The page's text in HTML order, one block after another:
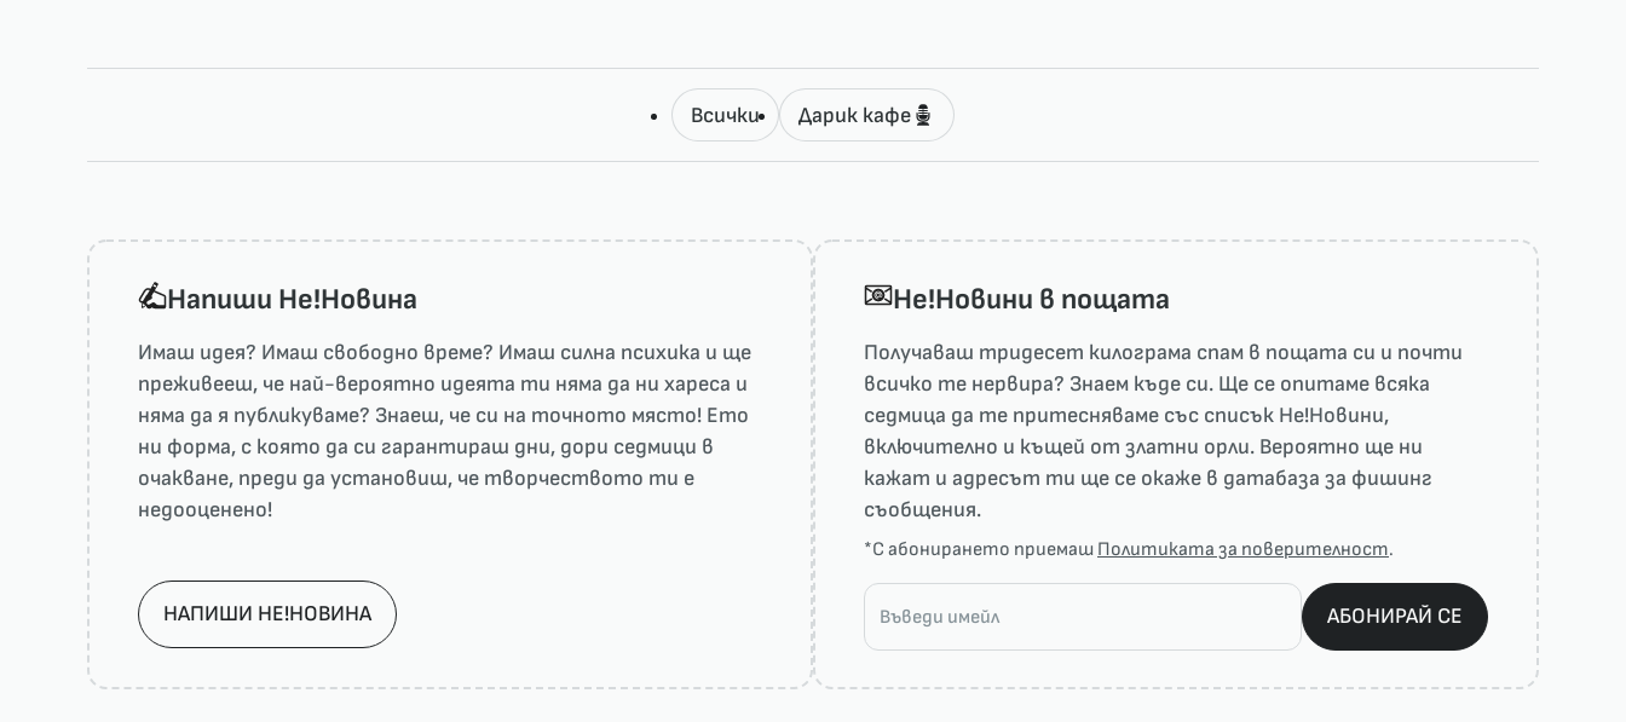
Всички Дарик кафе
Напиши He!Новина
Имаш идея? Имаш свободно време? Имаш силна психика и ще
преживееш, че най-вероятно идеята ти няма да ни харесa и
няма да я публикуваме? Знаеш, че си на точното място! Ето
ни форма, с която да си гарантираш дни, дори седмици в
очакване, преди да установиш, че творчеството ти е
недооценено!
НАПИШИ НЕ!НОВИНА
He!Новини в пощата
Получаваш тридесет килограма спам в пощата си и почти
всичко те нервира? Знаем къде си. Ще се опитаме всяка
седмица да те притесняваме със списък He!Новини,
включително и къщей от златни орли. Вероятно ще ни
кажат и адресът ти ще се окаже в датабаза за фишинг
съобщения.
*С абонирането приемаш Политиката за поверителност.
АБОНИРАЙ СЕ